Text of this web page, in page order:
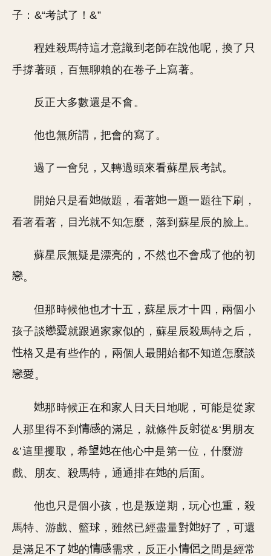
子：&“考試了！&”
程姓殺馬特這才意識到老師在說他呢，換了只
手撐著頭，百無聊賴的在卷子上寫著。
反正大多數還是不會。
他也無所謂，把會的寫了。
過了一會兒，又轉過頭來看蘇星辰考試。
開始只是看 做題，看著
一題一題往下刷，
看著看著，目
就不知怎麼，落到蘇星辰的臉上。
蘇星辰無疑是漂亮的，不然也不會
了他的初
。
但那時候他也才十五，蘇星辰才十四，兩個小
孩子談
就跟過家家似的，蘇星辰殺馬特之后，
格又是有些作的，兩個人最開始都不知道怎麼談
。
那時候正在和家人日天日地呢，可能是從家
人那里得不到
的滿足，就條件反
從&‘男朋友
&’這里攫取，希
在他心中是第一位，什麼游
戲、朋友、殺馬特，通通排在
的后面。
他也只是個小孩，也是叛逆期，玩心也重，殺
馬特、游戲、籃球，雖然已經盡量對
好了，可還
是滿足不了
的 需求，反正小
之間是經常